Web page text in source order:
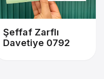
Şeffaf Zarflı
Davetiye 0792